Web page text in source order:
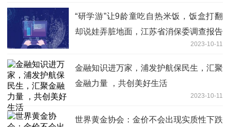
“研学游”让9龄童吃自热米饭，饭盒打翻
却说娃弄脏地面，江苏省消保委调查报告
2023-10-11
金融知识进万家，浦发护航保民生，汇聚
金融力量 ，共创美好生活
2023-10-11
世界黄金协会：金价不会出现实质性下跌